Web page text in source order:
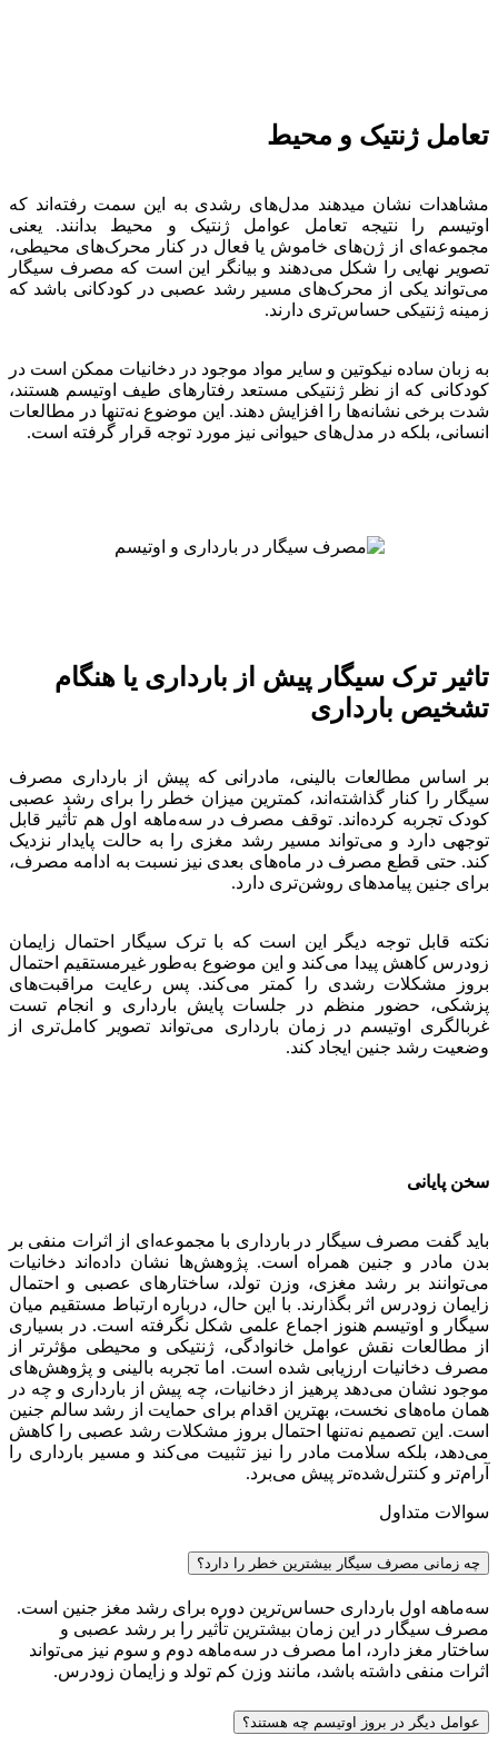
تعامل ژنتیک و محیط
مشاهدات نشان میدهند مدل‌های رشدی به این سمت رفته‌اند که
اوتیسم را نتیجه تعامل عوامل ژنتیک و محیط بدانند. یعنی
مجموعه‌ای از ژن‌های خاموش یا فعال در کنار محرک‌های محیطی،
تصویر نهایی را شکل می‌دهند و بیانگر این است که مصرف سیگار
می‌تواند یکی از محرک‌های مسیر رشد عصبی در کودکانی باشد که
زمینه ژنتیکی حساس‌تری دارند.
به زبان ساده نیکوتین و سایر مواد موجود در دخانیات ممکن است در
کودکانی که از نظر ژنتیکی مستعد رفتارهای طیف اوتیسم هستند،
شدت برخی نشانه‌ها را افزایش دهند. این موضوع نه‌تنها در مطالعات
انسانی، بلکه در مدل‌های حیوانی نیز مورد توجه قرار گرفته است.
تاثیر ترک سیگار پیش از بارداری یا هنگام
تشخیص بارداری
بر اساس مطالعات بالینی، مادرانی که پیش از بارداری مصرف
سیگار را کنار گذاشته‌اند، کمترین میزان خطر را برای رشد عصبی
کودک تجربه کرده‌اند. توقف مصرف در سه‌ماهه اول هم تأثیر قابل
توجهی دارد و می‌تواند مسیر رشد مغزی را به حالت پایدار نزدیک
کند. حتی قطع مصرف در ماه‌های بعدی نیز نسبت به ادامه مصرف،
برای جنین پیامدهای روشن‌تری دارد.
نکته قابل توجه دیگر این است که با ترک سیگار احتمال زایمان
زودرس کاهش پیدا می‌کند و این موضوع به‌طور غیرمستقیم احتمال
بروز مشکلات رشدی را کمتر می‌کند. پس رعایت مراقبت‌های
پزشکی، حضور منظم در جلسات پایش بارداری و انجام تست
غربالگری اوتیسم در زمان بارداری می‌تواند تصویر کامل‌تری از
وضعیت رشد جنین ایجاد کند.
سخن پایانی
باید گفت مصرف سیگار در بارداری با مجموعه‌ای از اثرات منفی بر
بدن مادر و جنین همراه است. پژوهش‌ها نشان داده‌اند دخانیات
می‌توانند بر رشد مغزی، وزن تولد، ساختارهای عصبی و احتمال
زایمان زودرس اثر بگذارند. با این حال، درباره ارتباط مستقیم میان
سیگار و اوتیسم هنوز اجماع علمی شکل نگرفته است. در بسیاری
از مطالعات نقش عوامل خانوادگی، ژنتیکی و محیطی مؤثرتر از
مصرف دخانیات ارزیابی شده است. اما تجربه بالینی و پژوهش‌های
موجود نشان می‌دهد پرهیز از دخانیات، چه پیش از بارداری و چه در
همان ماه‌های نخست، بهترین اقدام برای حمایت از رشد سالم جنین
است. این تصمیم نه‌تنها احتمال بروز مشکلات رشد عصبی را کاهش
می‌دهد، بلکه سلامت مادر را نیز تثبیت می‌کند و مسیر بارداری را
آرام‌تر و کنترل‌شده‌تر پیش می‌برد.
سوالات متداول
چه زمانی مصرف سیگار بیشترین خطر را دارد؟
سه‌ماهه اول بارداری حساس‌ترین دوره برای رشد مغز جنین است.
مصرف سیگار در این زمان بیشترین تأثیر را بر رشد عصبی و
ساختار مغز دارد، اما مصرف در سه‌ماهه دوم و سوم نیز می‌تواند
اثرات منفی داشته باشد، مانند وزن کم تولد و زایمان زودرس.
عوامل دیگر در بروز اوتیسم چه هستند؟